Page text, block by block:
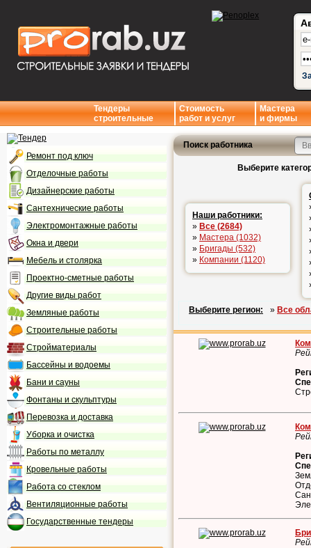
Тендеры
строительные
Стоимость
работ и услуг
Мастера
и фирмы
Ремонт под ключ
Отделочные работы
Дизайнерские работы
Сантехнические работы
Электромонтажные работы
Окна и двери
Мебель и столярка
Проектно-сметные работы
Другие виды работ
Земляные работы
Строительные работы
Стройматериалы
Бассейны и водоемы
Бани и сауны
Фонтаны и скульптуры
Перевозка и доставка
Уборка и очистка
Работы по металлу
Кровельные работы
Работа со стеклом
Вентиляционные работы
Государственные тендеры
Поиск работника
Выберите
Наши работники:
» Все (2684)
» Мастера (1032)
» Бригады (532)
» Компании (1120)
Выберите регион: » Все